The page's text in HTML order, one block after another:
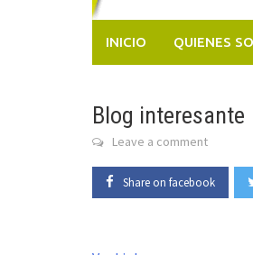
INICIO QUIENES
Blog interesante
Leave a comment
Share on facebook